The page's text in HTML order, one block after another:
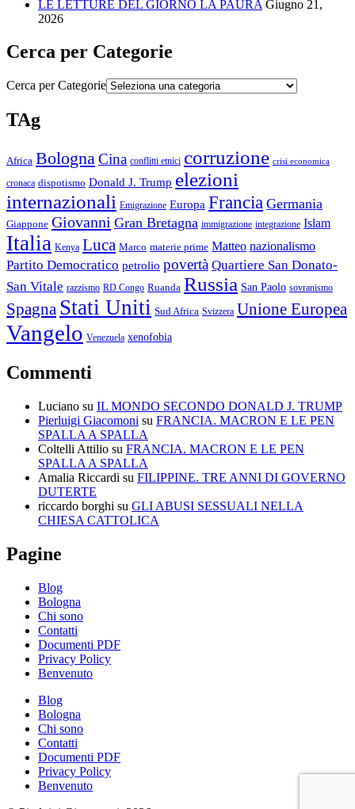
LE LETTURE DEL GIORNO LA PAURA Giugno 21,
2026
Cerca per Categorie
Cerca per Categorie
TAg
Africa BolognaCina conflitti etnici corruzione crisi economica
cronaca dispotismo Donald J. Trump elezioni
internazionali Emigrazione Europa Francia Germania
Giappone Giovanni Gran Bretagna immigrazione integrazione Islam
Italia Kenya Luca Marco materie prime Matteo nazionalismo
Partito Democratico petrolio povertà Quartiere San Donato-
San Vitale razzismo RD Congo Ruanda Russia San Paolo sovranismo
Spagna Stati Uniti Sud Africa Svizzera Unione Europea
Vangelo Venezuela xenofobia
Commenti
Luciano su IL MONDO SECONDO DONALD J. TRUMP
Pierluigi Giacomoni su FRANCIA. MACRON E LE PEN
SPALLA A SPALLA
Coltelli Attilio su FRANCIA. MACRON E LE PEN
SPALLA A SPALLA
Amalia Riccardi su FILIPPINE. TRE ANNI DI GOVERNO
DUTERTE
riccardo borghi su GLI ABUSI SESSUALI NELLA
CHIESA CATTOLICA
Pagine
Blog
Bologna
Chi sono
Contatti
Documenti PDF
Privacy Policy
Benvenuto
Blog
Bologna
Chi sono
Contatti
Documenti PDF
Privacy Policy
Benvenuto